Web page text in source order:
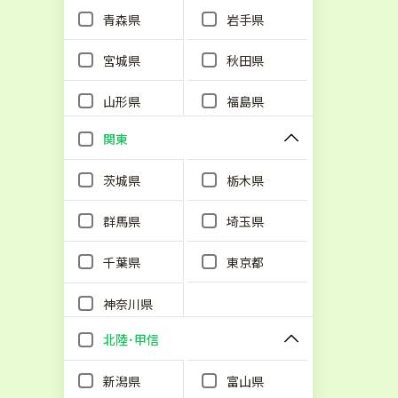
青森県 岩手県
宮城県 秋田県
山形県 福島県
関東
茨城県 栃木県
群馬県 埼玉県
千葉県 東京都
神奈川県
北陸･甲信
新潟県 富山県